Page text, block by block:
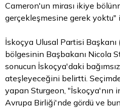
Cameron'un mirası ikiye
gerçekleşmesine gerek yoktu"
İskoçya Ulusal Partisi Başkanı
bölgesinin Başbakanı Nicola
sonucun İskoçya'daki
ateşleyeceğini belirtti.
yapan Sturgeon, "İskoçya'nın
Avrupa Birliği'nde gördü ve